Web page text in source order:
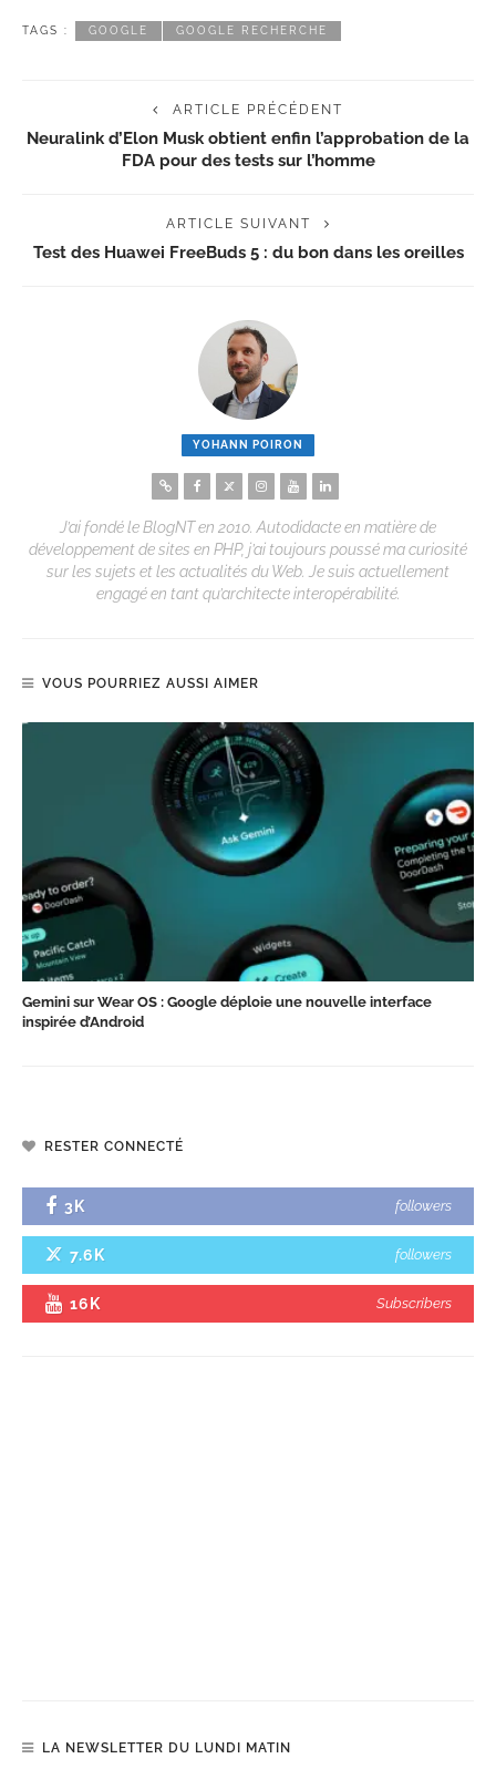
TAGS : GOOGLE GOOGLE RECHERCHE
ARTICLE PRÉCÉDENT
Neuralink d’Elon Musk obtient enfin l’approbation de la
FDA pour des tests sur l’homme
ARTICLE SUIVANT
Test des Huawei FreeBuds 5 : du bon dans les oreilles
YOHANN POIRON
J’ai fondé le BlogNT en 2010. Autodidacte en matière de
développement de sites en PHP, j’ai toujours poussé ma curiosité
sur les sujets et les actualités du Web. Je suis actuellement
engagé en tant qu’architecte interopérabilité.
VOUS POURRIEZ AUSSI AIMER
Gemini sur Wear OS : Google déploie une nouvelle interface
inspirée d’Android
RESTER CONNECTÉ
3K followers
7.6K followers
16K Subscribers
LA NEWSLETTER DU LUNDI MATIN